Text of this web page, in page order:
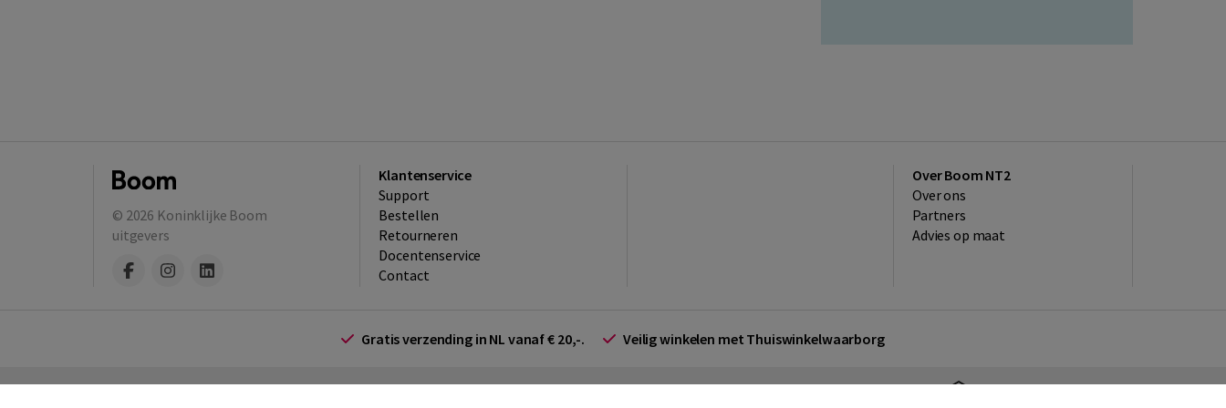
© 2026 Koninklijke Boom
uitgevers
Klantenservice
Support
Bestellen
​Retourneren
Docentenservice
Contact
Over Boom NT2
Over ons
Partners
Advies op maat
Gratis verzending in NL vanaf € 20,-. Veilig winkelen met Thuiswinkelwaarborg